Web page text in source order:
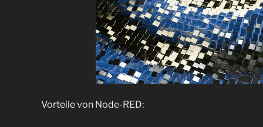
Vorteile von Node-RED: